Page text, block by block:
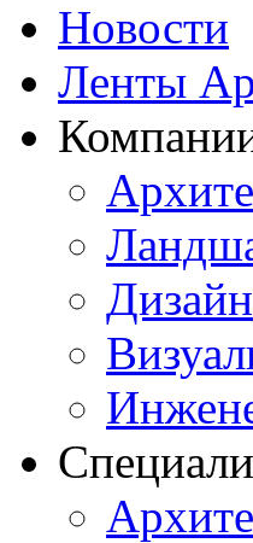
Новости
Ленты
Дизайн